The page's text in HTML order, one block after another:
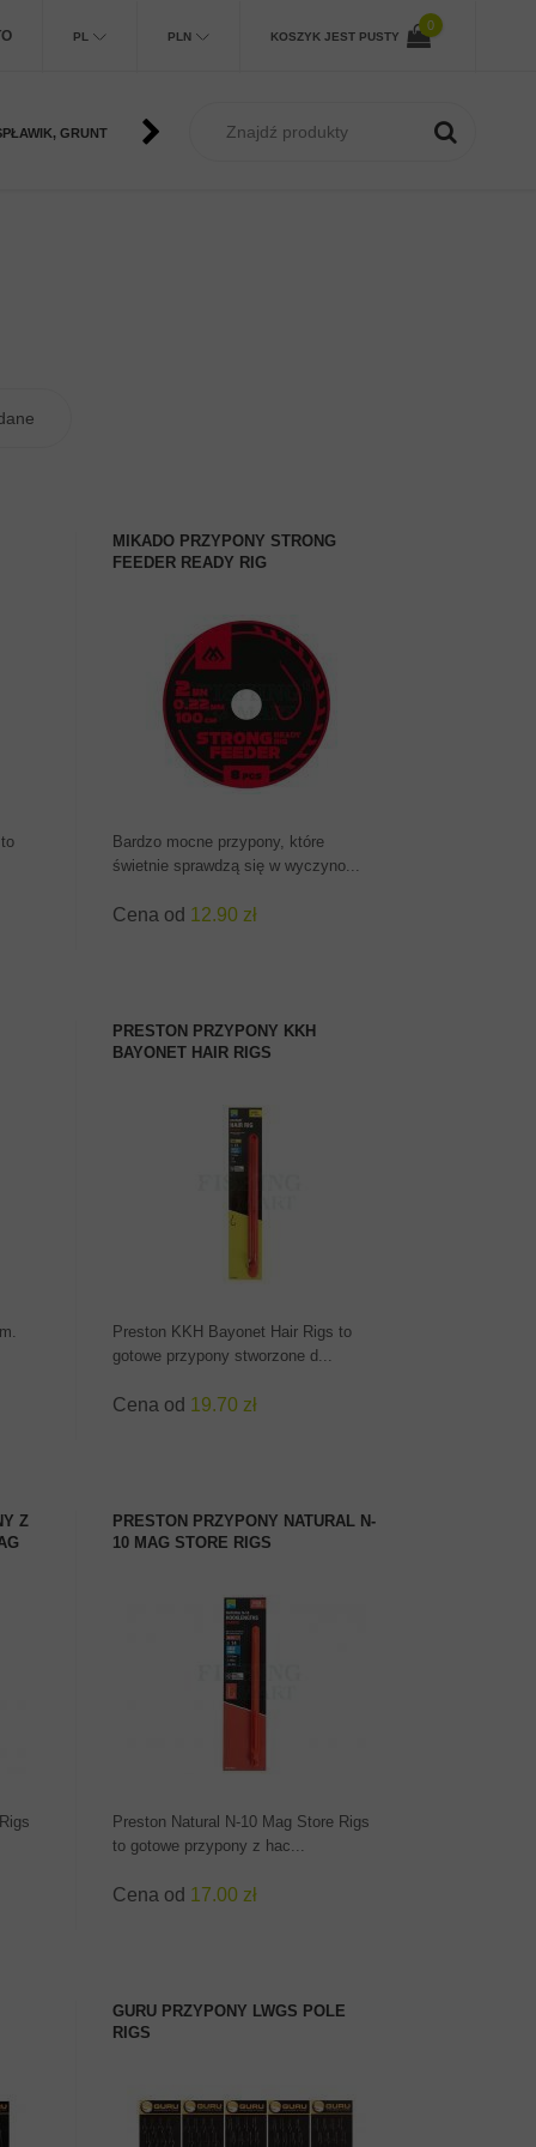
PL PLN KOSZYK JEST PUSTY
0
GRUNT METHOD FEEDER KARP MORSKIE
MIKADO PRZYPONY STRONG
FEEDER READY RIG
ZOBACZ PRODUKT
Bardzo mocne przypony, które
świetnie sprawdzą się w wyczyno...
Cena od 12.90 zł
PRESTON PRZYPONY KKH
BAYONET HAIR RIGS
ZOBACZ PRODUKT
Preston KKH Bayonet Hair Rigs to
gotowe przypony stworzone d...
Cena od 19.70 zł
Z
PRESTON PRZYPONY NATURAL N-
10 MAG STORE RIGS
ZOBACZ PRODUKT
Preston Natural N-10 Mag Store Rigs
to gotowe przypony z hac...
Cena od 17.00 zł
GURU PRZYPONY LWGS POLE
RIGS
ZOBACZ PRODUKT